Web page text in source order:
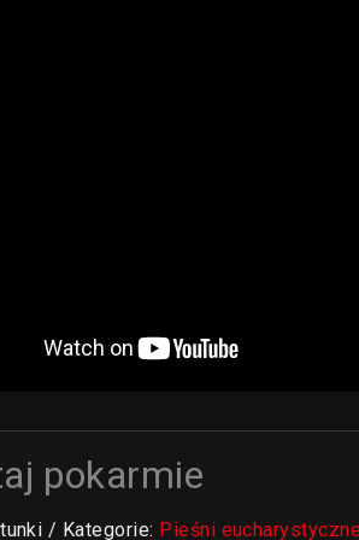
pokarmie
/ Kategorie: Pieśni